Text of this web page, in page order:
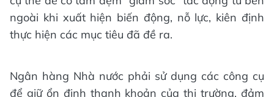
ngoài khi xuất hiện biến động, nỗ lực, kiên định
thực hiện các mục tiêu đã đề ra.
Ngân hàng Nhà nước phải sử dụng các công cụ
để giữ ổn định thanh khoản của thị trường, đảm